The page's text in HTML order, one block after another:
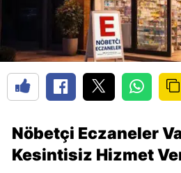
Nöbetçi Eczaneler
Kesintisiz Hizmet